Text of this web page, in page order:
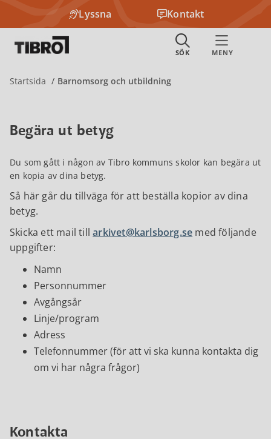
Lyssna Kontakt
Startsida Barnomsorg och utbildning
Begära ut betyg
Du som gått i någon av Tibro kommuns skolor kan begära ut
en kopia av dina betyg.
Så här går du tillväga för att beställa kopior av dina
betyg.
Skicka ett mail tillarkivet@karlsborg.se med följande
uppgifter:
Namn
Personnummer
Avgångsår
Linje/program
Adress
Telefonnummer (för att vi ska kunna kontakta dig
om vi har några frågor)
Kontakta